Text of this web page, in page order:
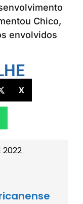
2022
Chico,
envolvidos
X